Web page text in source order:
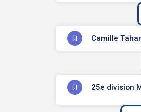
Camille
25e division